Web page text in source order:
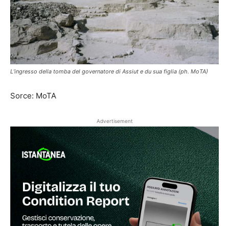
L’ingresso della tomba del governatore di Assiut e du sua figlia (ph. MoTA)
Sorce: MoTA
Advertisement